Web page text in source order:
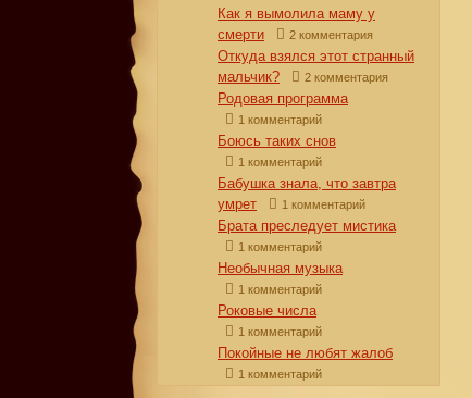
Как я вымолила маму у
смерти
2 комментария
Откуда взялся этот странный
мальчик?
2 комментария
Родовая программа
1 комментарий
Боюсь таких снов
1 комментарий
Бабушка знала, что завтра
умрет
1 комментарий
Брата преследует мистика
1 комментарий
Необычная музыка
1 комментарий
Роковые числа
1 комментарий
Покойные не любят жалоб
1 комментарий